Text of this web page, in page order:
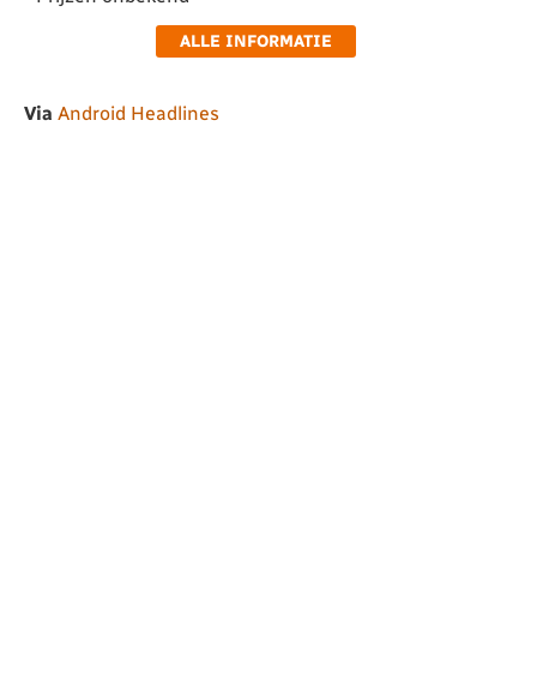
ALLE INFORMATIE
Via Android Headlines